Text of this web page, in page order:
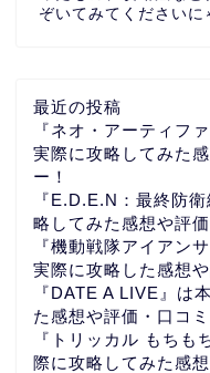
ぞいてみてくださいに
最近の投稿
『ネオ・アーティフ
実際に攻略してみた
ー！
『E.D.E.N：最終防
略してみた感想や評
『機動戦隊アイアン
実際に攻略した感想
『DATE A LIVE』は
た感想や評価・口コ
『トリッカル もちも
際に攻略してみた感